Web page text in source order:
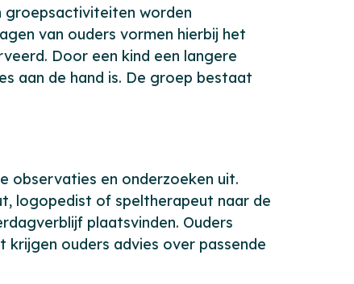
groepsactiviteiten worden
van ouders vormen hierbij het
Door een kind een langere
aan de hand is. De groep bestaat
observaties en onderzoeken uit.
logopedist of speltherapeut naar de
plaatsvinden. Ouders
ouders advies over passende